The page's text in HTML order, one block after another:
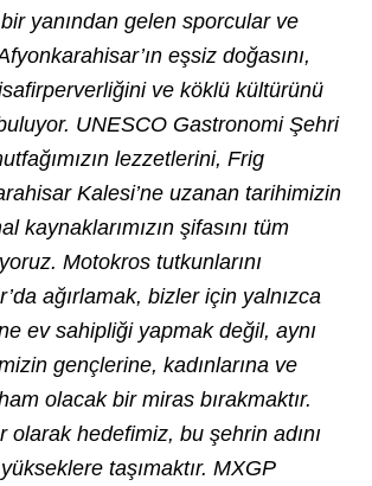
yanından gelen sporcular ve
eşsiz doğasını,
ve köklü kültürünü
buluyor. UNESCO Gastronomi Şehri
lezzetlerini, Frig
Kalesi’ne uzanan tarihimizin
kaynaklarımızın şifasını tüm
Motokros tutkunlarını
ağırlamak, bizler için yalnızca
ev sahipliği yapmak değil, aynı
gençlerine, kadınlarına ve
olacak bir miras bırakmaktır.
olarak hedefimiz, bu şehrin adını
taşımaktır. MXGP